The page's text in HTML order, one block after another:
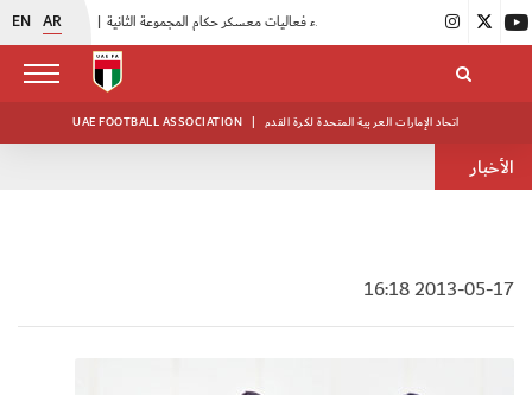
EN AR انطلاق منافسات بطولة النخبة لحرس الرئاسة |
UAE FOOTBALL ASSOCIATION | اتحاد الإمارات العربية المتحدة لكرة القدم
الأخبار
2013-05-17 16:18